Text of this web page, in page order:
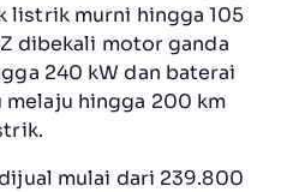
listrik murni hingga 105
dibekali motor ganda
240 kW dan baterai
melaju hingga 200 km
mulai dari 239.800